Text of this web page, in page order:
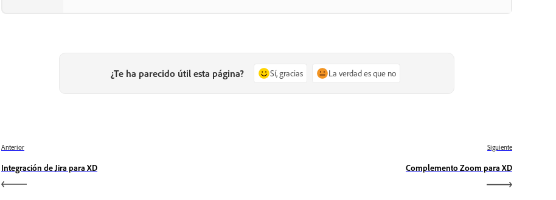
¿Te ha parecido útil esta página? Sí, gracias La verdad es que no
Anterior
Integración de Jira para XD
Siguiente
Complemento Zoom para XD